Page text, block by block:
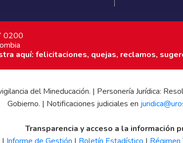
0200
aquí: felicitaciones, quejas, reclamos,
del Mineducación. | Personería Jurídica:
Gobierno. | Notificaciones judiciales en
Transparencia y acceso a la información